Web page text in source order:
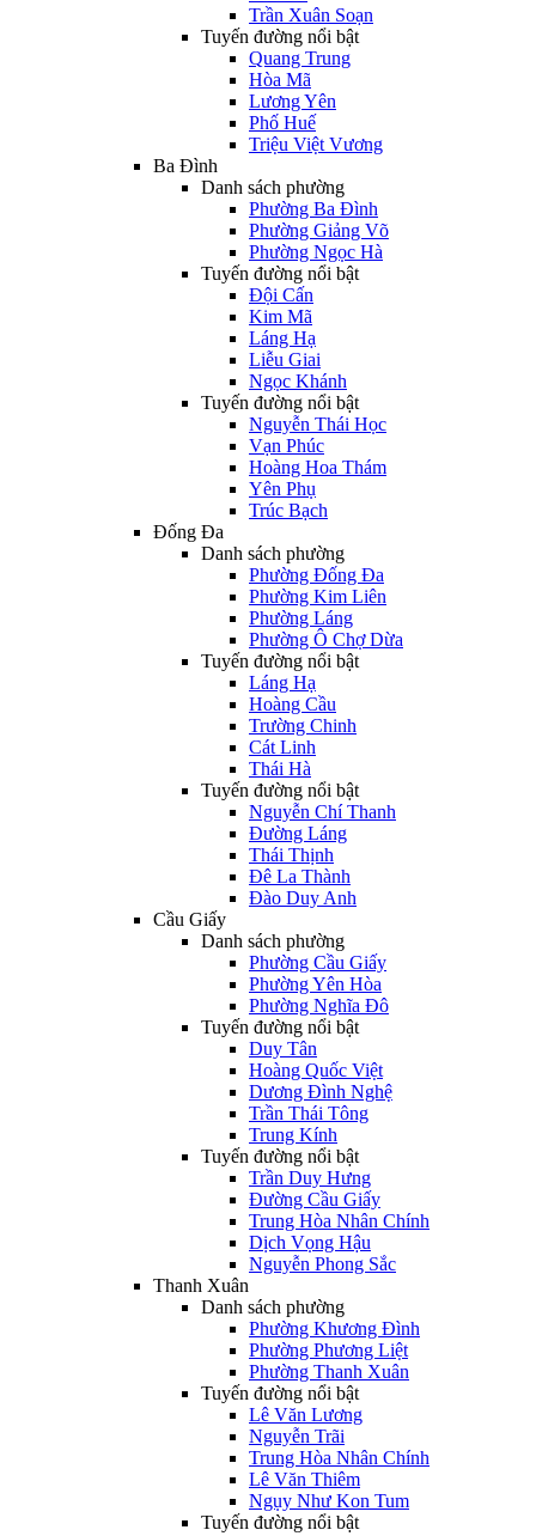
Trần Xuân Soạn
Tuyến đường nổi bật
Quang Trung
Hòa Mã
Lương Yên
Phố Huế
Triệu Việt Vương
Ba Đình
Danh sách phường
Phường Ba Đình
Phường Giảng Võ
Phường Ngọc Hà
Tuyến đường nổi bật
Đội Cấn
Kim Mã
Láng Hạ
Liễu Giai
Ngọc Khánh
Tuyến đường nổi bật
Nguyễn Thái Học
Vạn Phúc
Hoàng Hoa Thám
Yên Phụ
Trúc Bạch
Đống Đa
Danh sách phường
Phường Đống Đa
Phường Kim Liên
Phường Láng
Phường Ô Chợ Dừa
Tuyến đường nổi bật
Láng Hạ
Hoàng Cầu
Trường Chinh
Cát Linh
Thái Hà
Tuyến đường nổi bật
Nguyễn Chí Thanh
Đường Láng
Thái Thịnh
Đê La Thành
Đào Duy Anh
Cầu Giấy
Danh sách phường
Phường Cầu Giấy
Phường Yên Hòa
Phường Nghĩa Đô
Tuyến đường nổi bật
Duy Tân
Hoàng Quốc Việt
Dương Đình Nghệ
Trần Thái Tông
Trung Kính
Tuyến đường nổi bật
Trần Duy Hưng
Đường Cầu Giấy
Trung Hòa Nhân Chính
Dịch Vọng Hậu
Nguyễn Phong Sắc
Thanh Xuân
Danh sách phường
Phường Khương Đình
Phường Phương Liệt
Phường Thanh Xuân
Tuyến đường nổi bật
Lê Văn Lương
Nguyễn Trãi
Trung Hòa Nhân Chính
Lê Văn Thiêm
Ngụy Như Kon Tum
Tuyến đường nổi bật